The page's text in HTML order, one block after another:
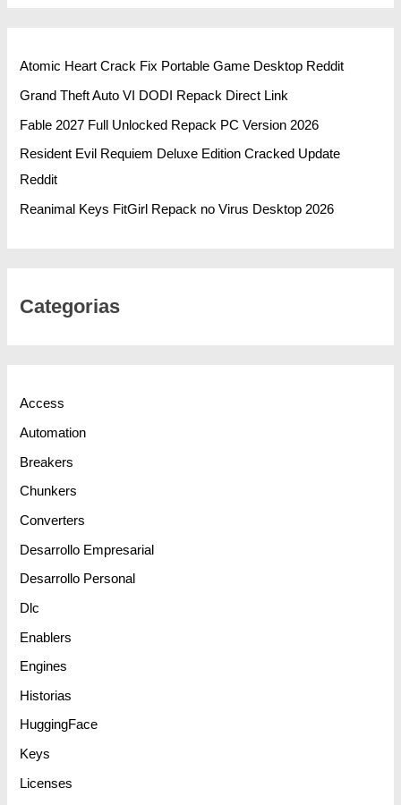
Atomic Heart Crack Fix Portable Game Desktop Reddit
Grand Theft Auto VI DODI Repack Direct Link
Fable 2027 Full Unlocked Repack PC Version 2026
Resident Evil Requiem Deluxe Edition Cracked Update
Reddit
Reanimal Keys FitGirl Repack no Virus Desktop 2026
Categorias
Access
Automation
Breakers
Chunkers
Converters
Desarrollo Empresarial
Desarrollo Personal
Dlc
Enablers
Engines
Historias
HuggingFace
Keys
Licenses